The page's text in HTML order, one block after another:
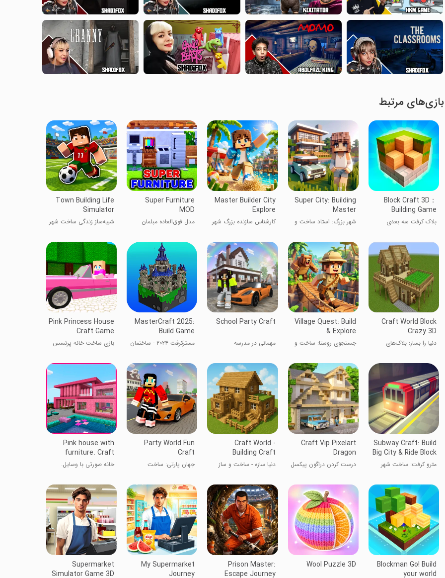
بازی‌های مرتبط
Block Craft 3D：
Building Game
بلاک کرفت سه بعدی
Super City: Building
Master
شهر بزرگ: استاد ساخت و
Master Builder City
Explore
کارشناس سازنده بزرگ شهر
Super Furniture
MOD
مدل فوق‌العاده مبلمان
Town Building Life
Simulator
شبیه‌ساز زندگی ساخت شهر
Craft World Block
Crazy 3D
دنیا را بساز: بلاک‌های
Village Quest: Build
& Explore
جستجوی روستا: ساخت و
School Party Craft
مهمانی در مدرسه
MasterCraft 2025:
Build Game
مسترکرفت ۲۰۲۴ - ساختمان
Pink Princess House
Craft Game
بازی ساخت خانه پرنسس
Subway Craft: Build
Big City & Ride Block
Train 3D
مترو کرفت: ساخت شهر
3D
Craft Vip Pixelart
Dragon
درست کردن دراگون پیکسل
Craft World -
Building Craft
دنیا سازه - ساخت و ساز
Party World Fun
Craft
جهان پارتی: ساخت
Pink house with
furniture. Craft
maps and mods
خانه صورتی با وسایل.
Blockman Go! Build
your world
Wool Puzzle 3D
Prison Master:
Escape Journey
My Supermarket
Journey
Supermarket
Simulator Game 3D